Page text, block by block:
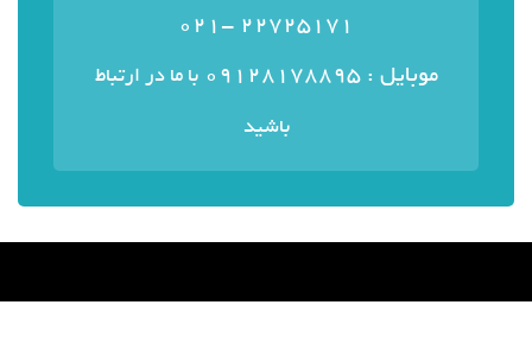
22725171 -021
موبایل : ۰۹۱۲۸۱۷۸۸۹۵
با ما در ارتباط
باشید